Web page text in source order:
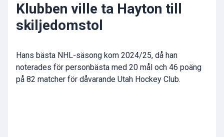
Klubben ville ta Hayton till
skiljedomstol
Hans bästa NHL-säsong kom 2024/25, då han
noterades för personbästa med 20 mål och 46 poäng
på 82 matcher för dåvarande Utah Hockey Club.